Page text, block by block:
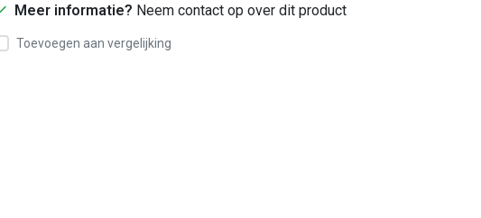
Meer informatie? Neem contact op over dit product
Toevoegen aan vergelijking